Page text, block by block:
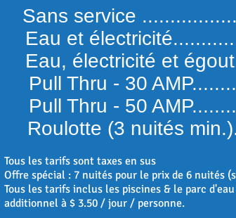
Sans service
Eau et
Eau, électricité et
Pull Thru - 30
Pull Thru - 50
Roulotte (3 nuités
Tous les tarifs sont taxes en sus
Offre spécial : 7 nuités pour le prix de 6 nuités
Tous les tarifs inclus les piscines & le parc
additionnel à $ 3.50 / jour / personne.